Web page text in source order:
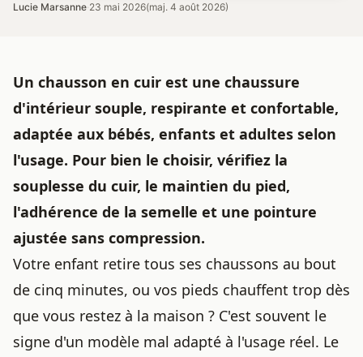
Lucie Marsanne·23 mai 2026(maj. 4 août 2026)
Un chausson en cuir est une chaussure
d'intérieur souple, respirante et confortable,
adaptée aux bébés, enfants et adultes selon
l'usage. Pour bien le choisir, vérifiez la
souplesse du cuir, le maintien du pied,
l'adhérence de la semelle et une pointure
ajustée sans compression.
Votre enfant retire tous ses chaussons au bout
de cinq minutes, ou vos pieds chauffent trop dès
que vous restez à la maison ? C'est souvent le
signe d'un modèle mal adapté à l'usage réel. Le